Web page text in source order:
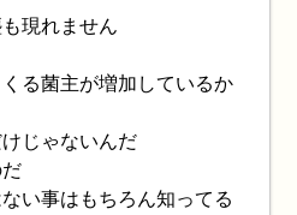
現れません
る菌主が増加しているか
じゃないんだ
い事はもちろん知ってる